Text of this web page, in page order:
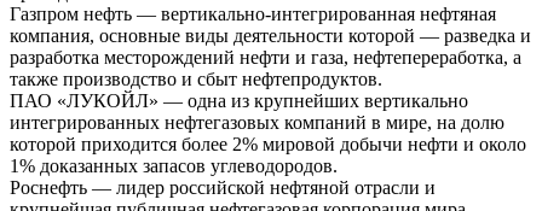
Газпром нефть — вертикально-интегрированная нефтяная
компания, основные виды деятельности которой — разведка и
разработка месторождений нефти и газа, нефтепереработка, а
также производство и сбыт нефтепродуктов.
ПАО «ЛУКОЙЛ» — одна из крупнейших вертикально
интегрированных нефтегазовых компаний в мире, на долю
которой приходится более 2% мировой добычи нефти и около
1% доказанных запасов углеводородов.
Роснефть — лидер российской нефтяной отрасли и